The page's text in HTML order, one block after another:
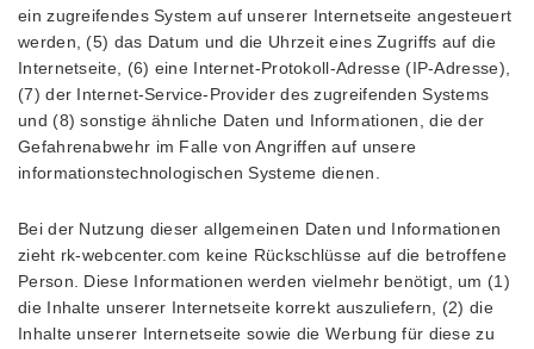
ein zugreifendes System auf unserer Internetseite angesteuert
werden, (5) das Datum und die Uhrzeit eines Zugriffs auf die
Internetseite, (6) eine Internet-Protokoll-Adresse (IP-Adresse),
(7) der Internet-Service-Provider des zugreifenden Systems
und (8) sonstige ähnliche Daten und Informationen, die der
Gefahrenabwehr im Falle von Angriffen auf unsere
informationstechnologischen Systeme dienen.
Bei der Nutzung dieser allgemeinen Daten und Informationen
zieht rk-webcenter.com keine Rückschlüsse auf die betroffene
Person. Diese Informationen werden vielmehr benötigt, um (1)
die Inhalte unserer Internetseite korrekt auszuliefern, (2) die
Inhalte unserer Internetseite sowie die Werbung für diese zu